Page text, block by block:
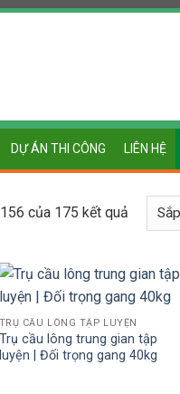
DỰ ÁN THI CÔNG LIÊN HỆ
của 175 kết quả
TRỤ CẦU LÔNG TẬP LUYỆN
Trụ cầu lông trung gian tập
luyện | Đối trọng gang 40kg